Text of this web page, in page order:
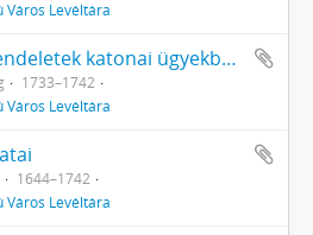
Város Levéltára
Helytartótanácsi rendeletek katonai ügyekben (intimata Consiliae Regiae Locumtenentialiae Hungariae in militaribus)
1733–1742
Város Levéltára
1644–1742
Város Levéltára